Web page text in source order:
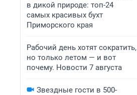
в дикой природе: топ-24
самых красивых бухт
Приморского края
Рабочий день хотят сократить,
но только летом — и вот
почему. Новости 7 августа
Звездные гости в 500-